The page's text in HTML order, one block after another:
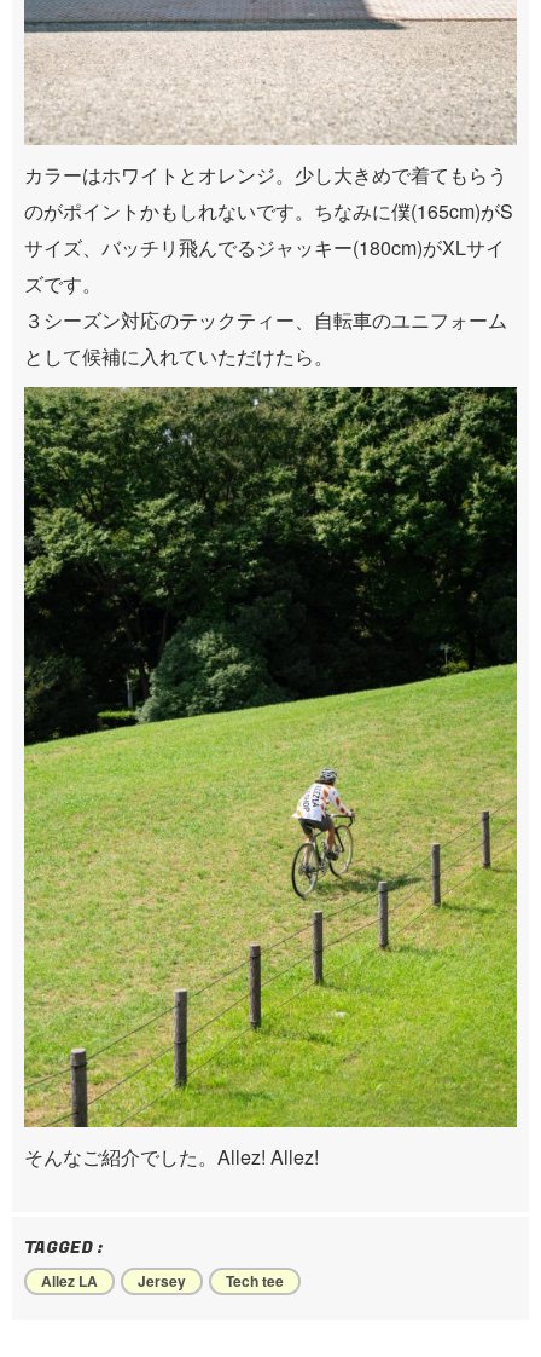
カラーはホワイトとオレンジ。少し大きめで着てもらう
のがポイントかもしれないです。ちなみに僕(165cm)がS
サイズ、バッチリ飛んでるジャッキー(180cm)がXLサイ
ズです。
３シーズン対応のテックティー、自転車のユニフォーム
として候補に入れていただけたら。
そんなご紹介でした。Allez! Allez!
TAGGED :
Allez LA Jersey Tech tee